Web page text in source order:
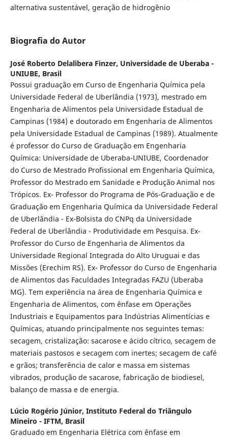
alternativa sustentável, geração de hidrogênio
Biografia do Autor
José Roberto Delalibera Finzer, Universidade de Uberaba -
UNIUBE, Brasil
Possui graduação em Curso de Engenharia Química pela
Universidade Federal de Uberlândia (1973), mestrado em
Engenharia de Alimentos pela Universidade Estadual de
Campinas (1984) e doutorado em Engenharia de Alimentos
pela Universidade Estadual de Campinas (1989). Atualmente
é professor do Curso de Graduação em Engenharia
Química: Universidade de Uberaba-UNIUBE, Coordenador
do Curso de Mestrado Profissional em Engenharia Química,
Professor do Mestrado em Sanidade e Produção Animal nos
Trópicos. Ex- Professor do Programa de Pós-Graduação e de
Graduação em Engenharia Química da Universidade Federal
de Uberlândia - Ex-Bolsista do CNPq da Universidade
Federal de Uberlândia - Produtividade em Pesquisa. Ex-
Professor do Curso de Engenharia de Alimentos da
Universidade Regional Integrada do Alto Uruguai e das
Missões (Erechim RS). Ex- Professor do Curso de Engenharia
de Alimentos das Faculdades Integradas FAZU (Uberaba
MG). Tem experiência na área de Engenharia Química e
Engenharia de Alimentos, com ênfase em Operações
Industriais e Equipamentos para Indústrias Alimentícias e
Químicas, atuando principalmente nos seguintes temas:
secagem, cristalização: sacarose e ácido cítrico, secagem de
materiais pastosos e secagem com inertes; secagem de café
e grãos; transferência de calor e massa em sistemas
vibrados, produção de sacarose, fabricação de biodiesel,
balanço de massa e de energia.
Lúcio Rogério Júnior, Instituto Federal do Triângulo
Mineiro - IFTM, Brasil
Graduado em Engenharia Elétrica com ênfase em